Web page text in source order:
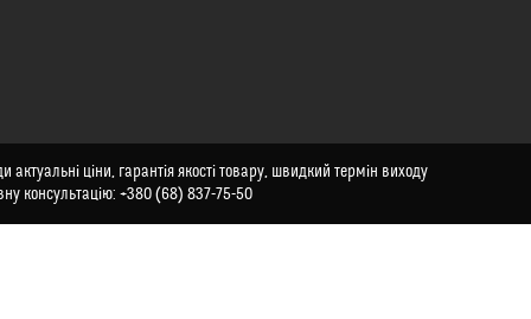
ціни, гарантія якості товару, швидкий термін виходу
консультацію: +380 (68) 837-75-50